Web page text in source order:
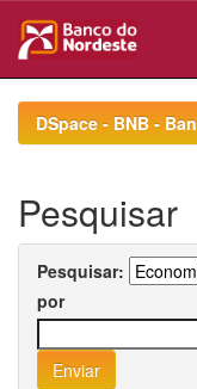
navigationDSpace - BNB -
Pesquisar
Pesquisar:
por